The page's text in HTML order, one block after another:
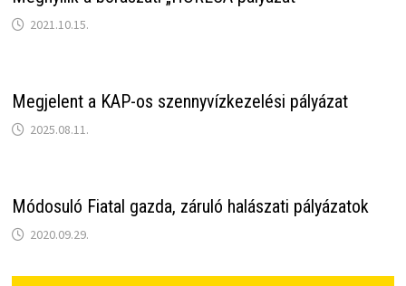
2021.10.15.
Megjelent a KAP-os szennyvízkezelési pályázat
2025.08.11.
Módosuló Fiatal gazda, záruló halászati pályázatok
2020.09.29.